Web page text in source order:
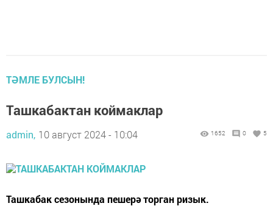
ТӘМЛЕ БУЛСЫН!
Ташкабактан коймаклар
admin, 10 август 2024 - 10:04 1652 0 5
Ташкабак сезонында пешерә торган ризык.